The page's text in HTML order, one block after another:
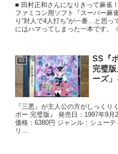
■ 田村正和さんになりきって麻雀
ファミコン用ソフト『スーパー麻
り“対人で4人打ち”が一番…と思っ
にはハマってしまった一本です。
SS
SS『
完璧
ーズ」
『三悪』が主人公の方がしっく
ボー 完璧版』 発売日：1997年9月
価格：6380円 ジャンル：シュー
リ...